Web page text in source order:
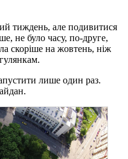
тиждень, але подивитися
не було часу, по-друге,
скоріше на жовтень, ніж
лише один раз.